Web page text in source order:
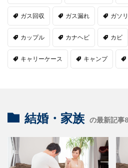
ガス回収 ガス漏れ ガソ
カップル カナヘビ カビ
キャリーケース キャンプ
結婚・家族 の最新記事